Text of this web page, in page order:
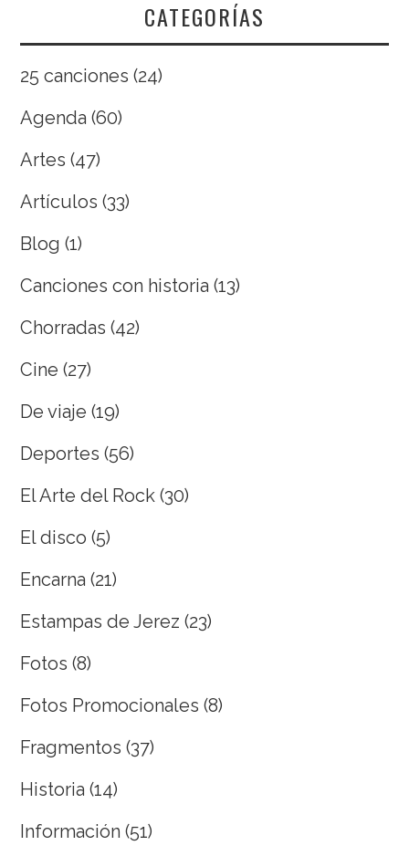
CATEGORÍAS
25 canciones (24)
Agenda (60)
Artes (47)
Artículos (33)
Blog (1)
Canciones con historia (13)
Chorradas (42)
Cine (27)
De viaje (19)
Deportes (56)
El Arte del Rock (30)
El disco (5)
Encarna (21)
Estampas de Jerez (23)
Fotos (8)
Fotos Promocionales (8)
Fragmentos (37)
Historia (14)
Información (51)